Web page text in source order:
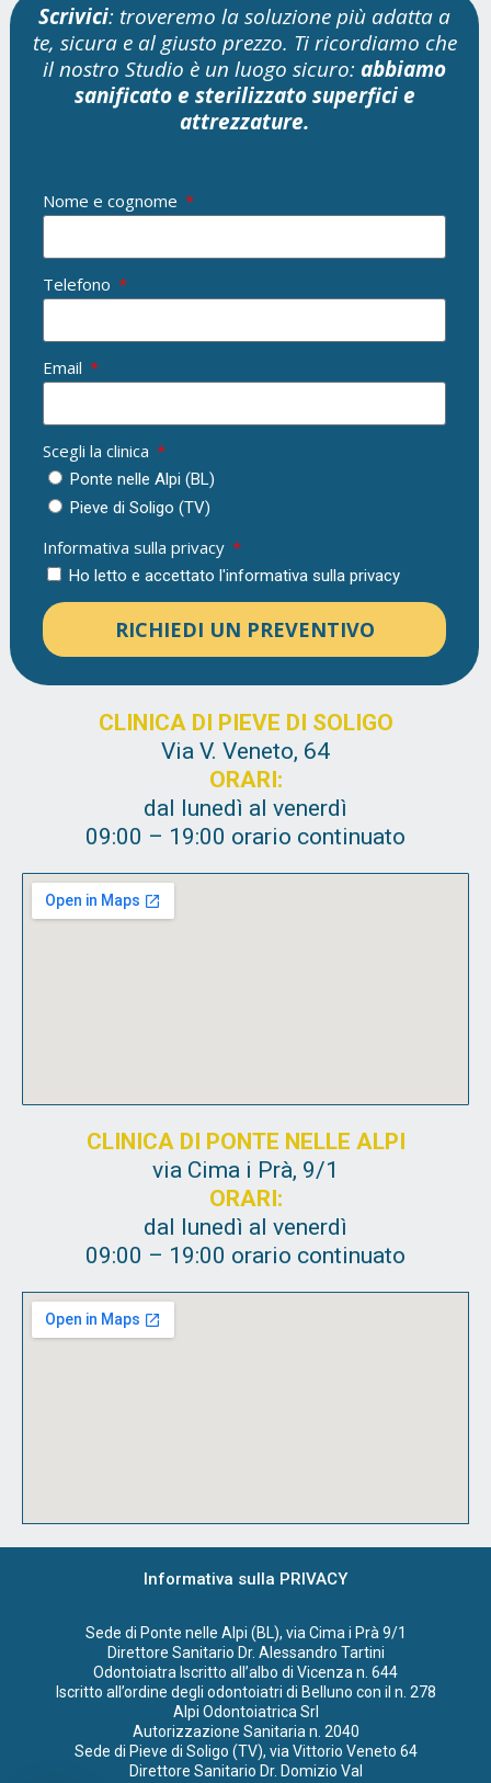
CLINICA DI PIEVE DI SOLIGO
Via V. Veneto, 64
ORARI:
dal lunedì al venerdì
09:00 – 19:00 orario continuato
CLINICA DI PONTE NELLE ALPI
via Cima i Prà, 9/1
ORARI:
dal lunedì al venerdì
09:00 – 19:00 orario continuato
Scrivici: troveremo la soluzione più adatta a
te, sicura e al giusto prezzo. Ti ricordiamo che
il nostro Studio è un luogo sicuro: abbiamo
sanificato e sterilizzato superfici e
attrezzature.
Nome e cognome
Telefono
Email
Scegli la clinica
Ponte nelle Alpi (BL)
Pieve di Soligo (TV)
Informativa sulla privacy
Ho letto e accettato l'informativa sulla privacy
RICHIEDI UN PREVENTIVO
Informativa sulla PRIVACY
Sede di Ponte nelle Alpi (BL), via Cima i Prà 9/1
Direttore Sanitario Dr. Alessandro Tartini
Odontoiatra Iscritto all’albo di Vicenza n. 644
Iscritto all’ordine degli odontoiatri di Belluno con il n. 278
Alpi Odontoiatrica Srl
Autorizzazione Sanitaria n. 2040
Sede di Pieve di Soligo (TV), via Vittorio Veneto 64
Direttore Sanitario Dr. Domizio Val